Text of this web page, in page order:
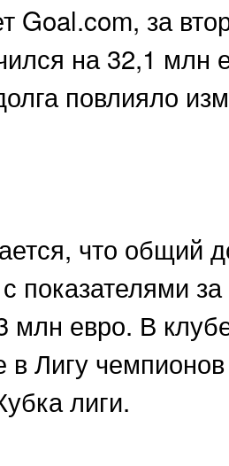
Goal.com, за
на 32,1 млн
повлияло
что общий
показателями
млн евро. В
в Лигу
лиги.